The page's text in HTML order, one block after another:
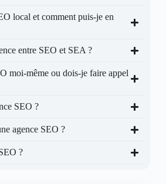
local et comment puis-je en
entre SEO et SEA ?
moi-même ou dois-je faire appel
SEO ?
agence SEO ?
?